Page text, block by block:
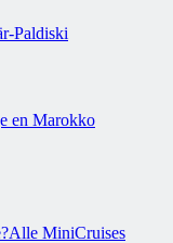
Paldiski
en Marokko
Alle MiniCruises